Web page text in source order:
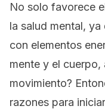
No solo favorece
la salud mental,
con elementos
mente y el cuerpo,
movimiento?
razones para